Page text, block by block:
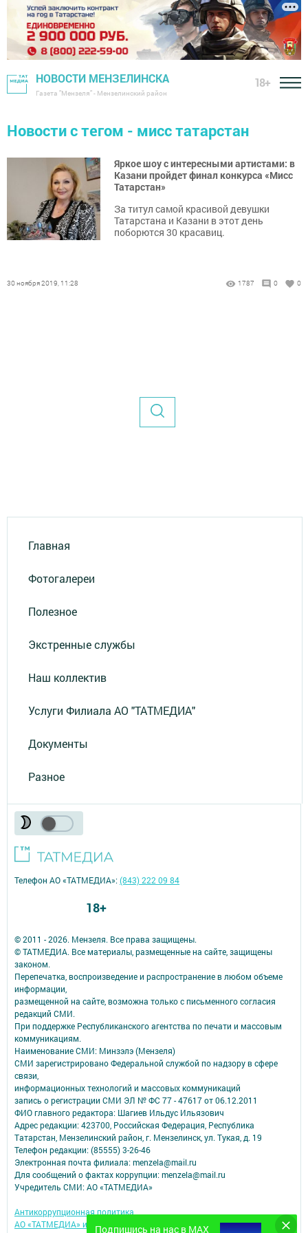
НОВОСТИ МЕНЗЕЛИНСКА
Газета "Мензеля" - Мензелинский район
18+
Новости с тегом - мисс татарстан
Яркое шоу с интересными артиcтами: в
Казани пройдет финал конкурса «Мисс
Татарстан»
За титул самой красивой девушки
Татарстана и Казани в этот день
поборются 30 красавиц.
30 ноября 2019, 11:28 1787 0 0
Главная
Фотогалереи
Полезное
Экстренные службы
Наш коллектив
Услуги Филиала АО "ТАТМЕДИА"
Документы
Разное
Подпишись на нас в MAX
© 2011 - 2026. Мензеля. Все права защищены.
© ТАТМЕДИА. Все материалы, размещенные на сайте, защищены
законом.
Перепечатка, воспроизведение и распространение в любом объеме
информации,
размещенной на сайте, возможна только с письменного согласия
редакций СМИ.
При поддержке Республиканского агентства по печати и массовым
коммуникациям.
Наименование СМИ: Минзэлэ (Мензеля)
СМИ зарегистрировано Федеральной службой по надзору в сфере
связи,
информационных технологий и массовых коммуникаций
запись о регистрации СМИ ЭЛ № ФС 77 - 47617 от 06.12.2011
ФИО главного редактора: Шагиев Ильдус Ильязович
Адрес редакции: 423700, Российская Федерация, Республика
Татарстан, Мензелинский район, г. Мензелинск, ул. Тукая, д. 19
Телефон редакции: (85555) 3-26-46
Электронная почта филиала: menzela@mail.ru
Для сообщений о фактах коррупции: menzela@mail.ru
Учредитель СМИ: АО «ТАТМЕДИА»
Антикоррупционная политика
АО «ТАТМЕДИА» использует «cookie»
для персонализации сервисов и
Телефон АО «ТАТМЕДИА»:(843) 222 09 84
18+